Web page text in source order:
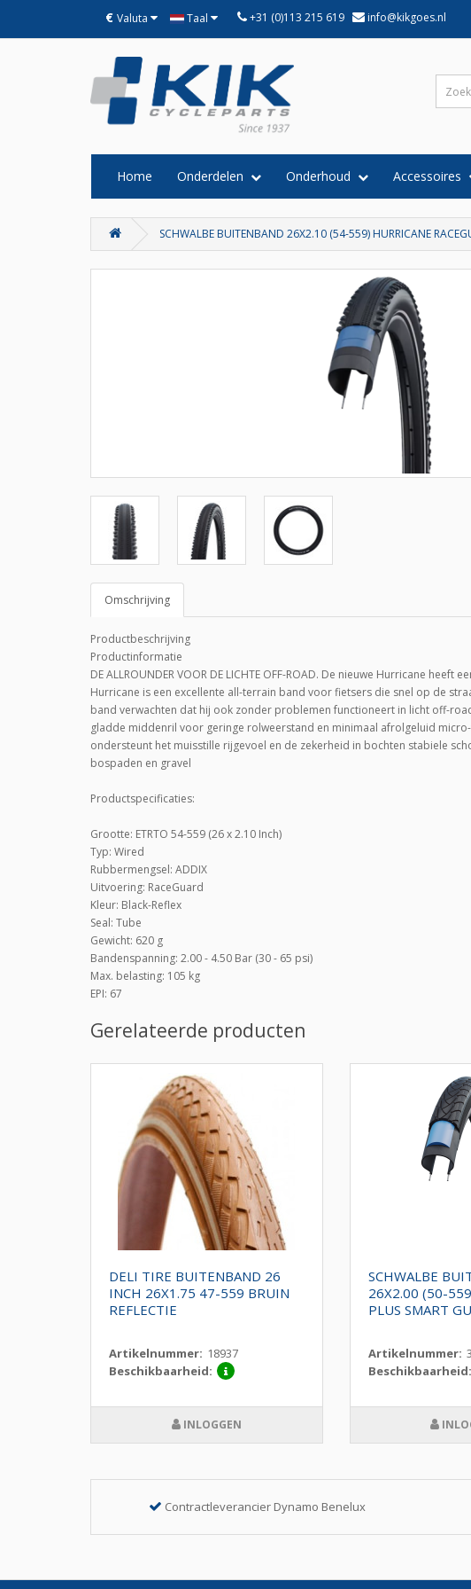
€ Valuta Taal +31 (0)113 215 619 info@kikgoes.nl
Home Onderdelen Onderhoud Accessoires
SCHWALBE BUITENBAND 26X2.10 (54-559) HURRICANE
Omschrijving
Productbeschrijving
Productinformatie
DE ALLROUNDER VOOR DE LICHTE OFF-ROAD. De nieuwe Hurricane
Hurricane is een excellente all-terrain band voor fietsers die snel op de
band verwachten dat hij ook zonder problemen functioneert in licht off-
gladde middenril voor geringe rolweerstand en minimaal afrolgeluid
ondersteunt het muisstille rijgevoel en de zekerheid in bochten stabiele
bospaden en gravel
Productspecificaties:
Grootte: ETRTO 54-559 (26 x 2.10 Inch)
Typ: Wired
Rubbermengsel: ADDIX
Uitvoering: RaceGuard
Kleur: Black-Reflex
Seal: Tube
Gewicht: 620 g
Bandenspanning: 2.00 - 4.50 Bar (30 - 65 psi)
Max. belasting: 105 kg
EPI: 67
Gerelateerde producten
DELI TIRE BUITENBAND 26
INCH 26X1.75 47-559 BRUIN
REFLECTIE
Artikelnummer: 18937
Beschikbaarheid:
INLOGGEN
SCHWALBE
26X2.00 (50-
PLUS SMART
Artikelnummer:
Beschikbaarheid:
Contractleverancier Dynamo Benelux